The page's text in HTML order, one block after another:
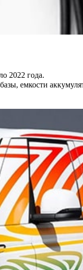
2022 года.
емкости